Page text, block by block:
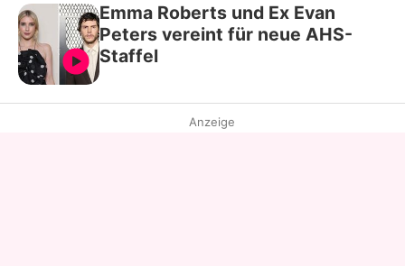
Emma Roberts und Ex Evan
Peters vereint für neue AHS-
Staffel
Anzeige